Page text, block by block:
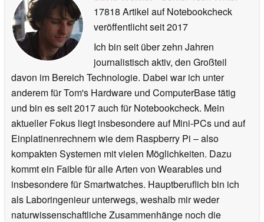
17818 Artikel auf Notebookcheck
veröffentlichtseit 2017
Ich bin seit über zehn Jahren
journalistisch aktiv, den Großteil
davon im Bereich Technologie. Dabei war ich unter
anderem für Tom's Hardware und ComputerBase tätig
und bin es seit 2017 auch für Notebookcheck. Mein
aktueller Fokus liegt insbesondere auf Mini-PCs und auf
Einplatinenrechnern wie dem Raspberry Pi – also
kompakten Systemen mit vielen Möglichkeiten. Dazu
kommt ein Faible für alle Arten von Wearables und
insbesondere für Smartwatches. Hauptberuflich bin ich
als Laboringenieur unterwegs, weshalb mir weder
naturwissenschaftliche Zusammenhänge noch die